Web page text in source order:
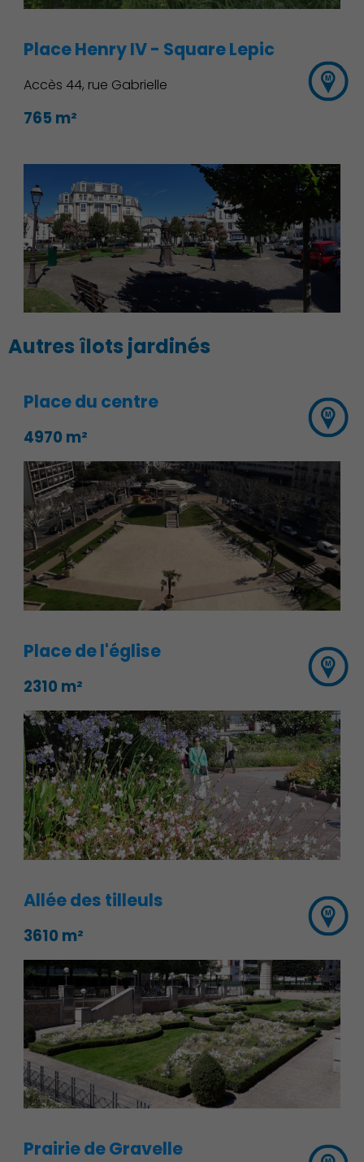
Économie Commerce
Emploi
Associations et Sports
Place Henry IV - Square Lepic
Accès 44, rue Gabrielle
765 m²
Autres îlots jardinés
Place du centre
4970 m²
Place de l'église
2310 m²
Allée des tilleuls
3610 m²
Prairie de Gravelle